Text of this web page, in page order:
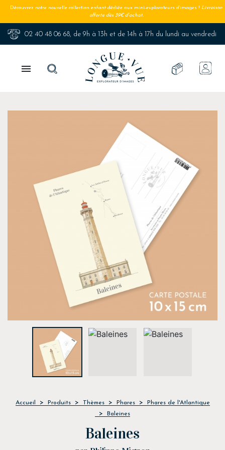
Découvrez notre nouvelle collection enfant dédiée aux mini-explorateurs d'images ! Livraison
offerte dès 39€ d'achat.
02 40 48 06 68, de 9h à 13h et de 14h à 17h du lundi au vendredi

Accueil Produits Thèmes Phares
Phares de l'Atlantique
Baleines
Baleines